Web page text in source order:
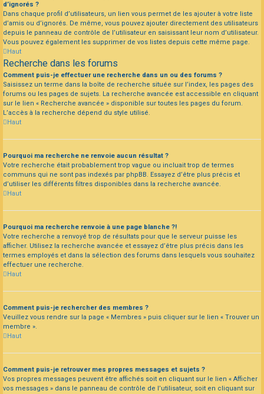
d’ignorés ?
Dans chaque profil d’utilisateurs, un lien vous permet de les ajouter à votre liste
d’amis ou d’ignorés. De même, vous pouvez ajouter directement des utilisateurs
depuis le panneau de contrôle de l’utilisateur en saisissant leur nom d’utilisateur.
Vous pouvez également les supprimer de vos listes depuis cette même page.
Haut
Recherche dans les forums
Comment puis-je effectuer une recherche dans un ou des forums ?
Saisissez un terme dans la boîte de recherche située sur l’index, les pages des
forums ou les pages de sujets. La recherche avancée est accessible en cliquant
sur le lien « Recherche avancée » disponible sur toutes les pages du forum.
L’accès à la recherche dépend du style utilisé.
Haut
Pourquoi ma recherche ne renvoie aucun résultat ?
Votre recherche était probablement trop vague ou incluait trop de termes
communs qui ne sont pas indexés par phpBB. Essayez d’être plus précis et
d’utiliser les différents filtres disponibles dans la recherche avancée.
Haut
Pourquoi ma recherche renvoie à une page blanche ?!
Votre recherche a renvoyé trop de résultats pour que le serveur puisse les
afficher. Utilisez la recherche avancée et essayez d’être plus précis dans les
termes employés et dans la sélection des forums dans lesquels vous souhaitez
effectuer une recherche.
Haut
Comment puis-je rechercher des membres ?
Veuillez vous rendre sur la page « Membres » puis cliquer sur le lien « Trouver un
membre ».
Haut
Comment puis-je retrouver mes propres messages et sujets ?
Vos propres messages peuvent être affichés soit en cliquant sur le lien « Afficher
vos messages » dans le panneau de contrôle de l’utilisateur, soit en cliquant sur